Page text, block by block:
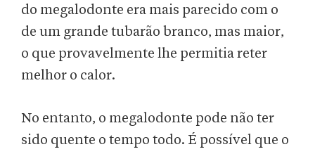
do megalodonte era mais parecido com o
de um grande tubarão branco, mas maior,
o que provavelmente lhe permitia reter
melhor o calor.
No entanto, o megalodonte pode não ter
sido quente o tempo todo. É possível que o